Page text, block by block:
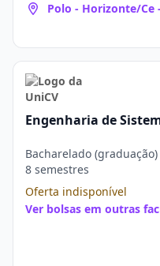
Polo - Horizonte/Ce
Engenharia de
Bacharelado (graduação)
8 semestres
Oferta indisponível
Ver bolsas em outras